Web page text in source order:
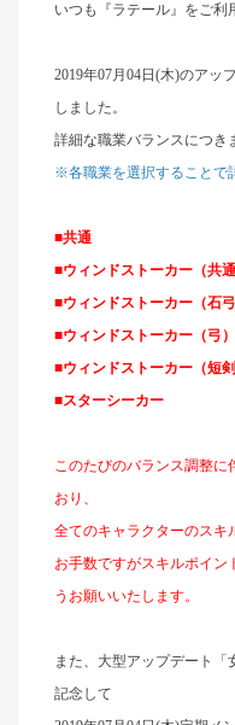
いつも『ラテール』をご利
2019年07月04日(木)のアッ
しました。
詳細な職業バランスにつき
※各職業を選択することで
■共通
■ウィンドストーカー（共通
■ウィンドストーカー（石弓
■ウィンドストーカー（弓）
■ウィンドストーカー（短剣
■スターシーカー
このたびのバランス調整に
おり、
全てのキャラクターのスキ
お手数ですがスキルポイン
うお願いいたします。
また、大型アップデート「
記念して